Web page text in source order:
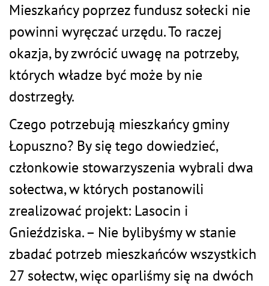
Mieszkańcy poprzez fundusz sołecki nie
powinni wyręczać urzędu. To raczej
okazja, by zwrócić uwagę na potrzeby,
których władze być może by nie
dostrzegły.
Czego potrzebują mieszkańcy gminy
Łopuszno? By się tego dowiedzieć,
członkowie stowarzyszenia wybrali dwa
sołectwa, w których postanowili
zrealizować projekt: Lasocin i
Gnieździska. – Nie bylibyśmy w stanie
zbadać potrzeb mieszkańców wszystkich
27 sołectw, więc oparliśmy się na dwóch